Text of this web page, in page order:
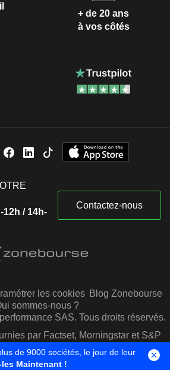
+ de 20 ans
à vos côtés
12h / 14h-
Contactez-nous
les cookies Blog Zonebourse
sommes-nous ?
SAS. Tous droits réservés.
par Factset, Morningstar et S&P
Capital IQ
de 9000 sociétés, le jour de leur
Maintenant !